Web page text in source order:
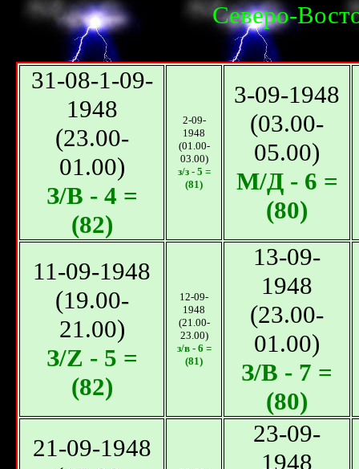
Северо-
31-08-1-09-
1948
(23.00-
01.00)
З/B - 4 =
(82)
2-09-
1948
(01.00-
03.00)
з/з - 5 =
(81)
3-09-1948
(03.00-
05.00)
М/Д - 6 =
(80)
11-09-1948
(19.00-
21.00)
З/Z - 5 =
(82)
12-09-
1948
(21.00-
23.00)
з/в - 6 =
(81)
13-09-
1948
(23.00-
01.00)
З/B - 7 =
(80)
21-09-1948
23-09-
1948